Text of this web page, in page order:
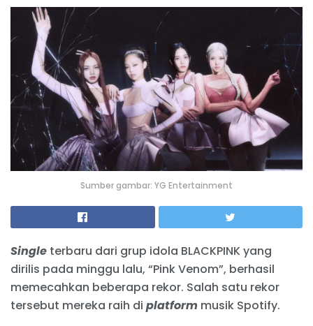
Sumber gambar: YG Entertainment
Single terbaru dari grup idola BLACKPINK yang
dirilis pada minggu lalu, “Pink Venom”, berhasil
memecahkan beberapa rekor. Salah satu rekor
tersebut mereka raih di platform musik Spotify.